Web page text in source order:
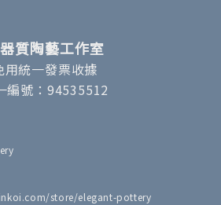
質陶藝工作室
用統一發票收據
編號：94535512
store/elegant-pottery